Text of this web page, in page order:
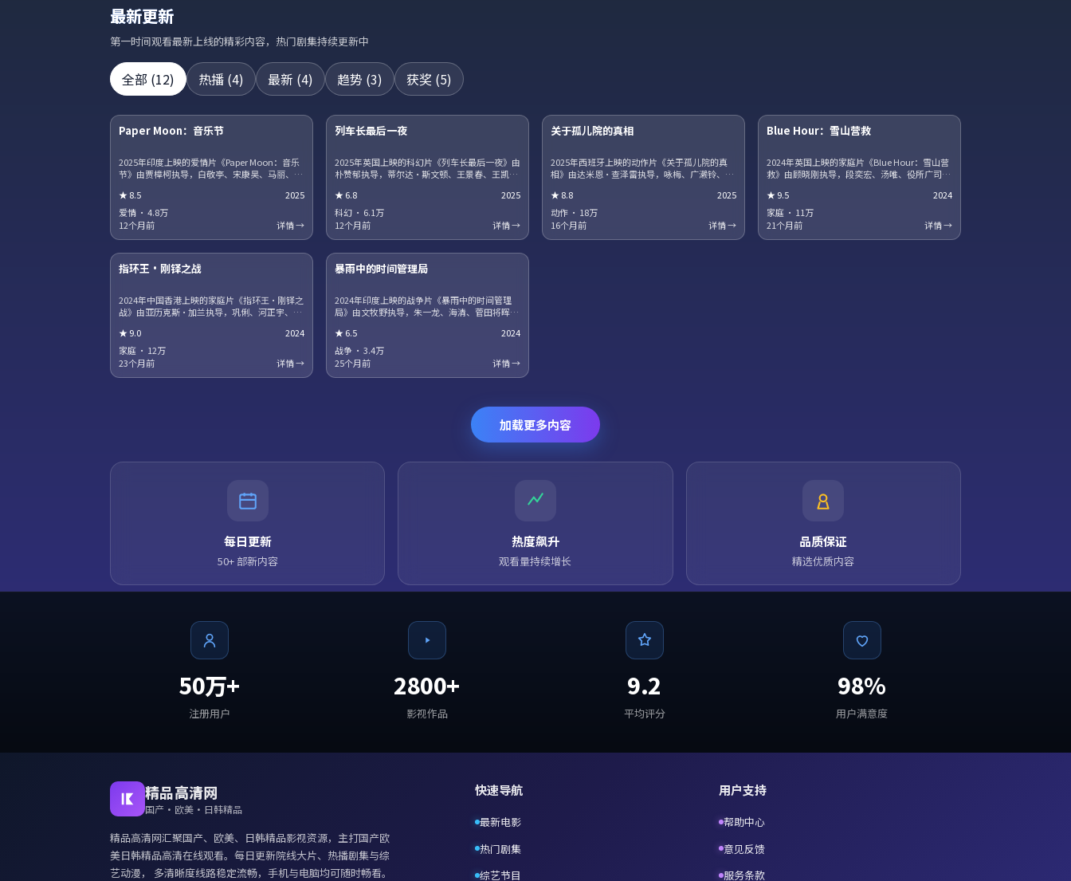
最新更新
第一时间观看最新上线的精彩内容，热门剧集持续更新中
全部 (12) 热播 (4) 最新 (4) 趋势 (3) 获奖 (5)
热播
Paper Moon：音乐节
2025年印度上映的爱情片《Paper Moon：音乐
节》由贾樟柯执导，白敬亭、宋康昊、马丽、章
角群像同样出彩。片尾彩蛋值得留意，与世界观
其他作品存在联动。
★8.5
2025
爱情 · 4.8万
12个月前
详情 →
NEW
列车长最后一夜
2025年英国上映的科幻片《列车长最后一夜》由
朴赞郁执导，蒂尔达·斯文顿、王景春、王凯、
抉择，细节写实，人物弧光完整。剧情信息含剧
透保护，建议先观看正片再浏览讨论区。
★6.8
2025
科幻 · 6.1万
12个月前
详情 →
趋势
关于孤儿院的真相
2025年西班牙上映的动作片《关于孤儿院的真
相》由达米恩·查泽雷执导，咏梅、广濑铃、河
下被反复考验，结局留有回味空间。片尾彩蛋值
得留意，与世界观其他作品存在联动。
★8.8
2025
动作 · 18万
16个月前
详情 →
获奖
Blue Hour：雪山营救
2024年英国上映的家庭片《Blue Hour：雪山营
救》由顾晓刚执导，段奕宏、汤唯、役所广司领
戏同样扎实。站内提供多清晰度选择，观影体验
稳定流畅。
★9.5
2024
家庭 · 11万
21个月前
详情 →
热播
17集全
指环王·刚铎之战
2024年中国香港上映的家庭片《指环王·刚铎之
战》由亚历克斯·加兰执导，巩俐、河正宇、咏
系，探讨记忆、身份与自由意志的边界。高清正
版资源同步更新，支持多终端流畅播放。
★9.0
2024
家庭 · 12万
23个月前
详情 →
NEW
13集全
暴雨中的时间管理局
2024年印度上映的战争片《暴雨中的时间管理
局》由文牧野执导，朱一龙、海清、菅田将晖领
地带被重新审视。高清正版资源同步更新，支持
多终端流畅播放。
★6.5
2024
战争 · 3.4万
25个月前
详情 →
加载更多内容
每日更新
50+ 部新内容
热度飙升
观看量持续增长
品质保证
精选优质内容
50万+
注册用户
2800+
影视作品
9.2
平均评分
98%
用户满意度
精品高清网
国产·欧美·日韩精品
精品高清网汇聚国产、欧美、日韩精品影视资源，主打国产欧
美日韩精品高清在线观看。每日更新院线大片、热播剧集与综
艺动漫， 多清晰度线路稳定流畅，手机与电脑均可随时畅看。
快速导航
最新电影
热门剧集
综艺节目
用户支持
帮助中心
意见反馈
服务条款